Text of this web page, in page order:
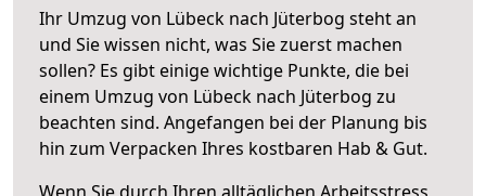
Ihr Umzug von Lübeck nach Jüterbog steht an
und Sie wissen nicht, was Sie zuerst machen
sollen? Es gibt einige wichtige Punkte, die bei
einem Umzug von Lübeck nach Jüterbog zu
beachten sind. Angefangen bei der Planung bis
hin zum Verpacken Ihres kostbaren Hab & Gut.